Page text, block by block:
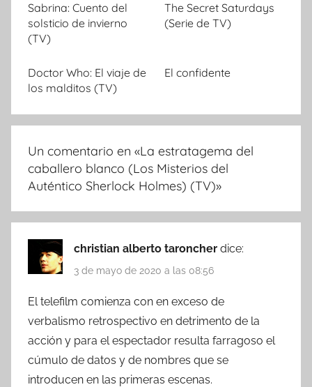
Sabrina: Cuento del
solsticio de invierno
(TV)
The Secret Saturdays
(Serie de TV)
Doctor Who: El viaje de
los malditos (TV)
El confidente
Un comentario en «La estratagema del
caballero blanco (Los Misterios del
Auténtico Sherlock Holmes) (TV)»
christian alberto taroncher dice:
3 de mayo de 2020 a las 08:56
El telefilm comienza con en exceso de
verbalismo retrospectivo en detrimento de la
acción y para el espectador resulta farragoso el
cúmulo de datos y de nombres que se
introducen en las primeras escenas.